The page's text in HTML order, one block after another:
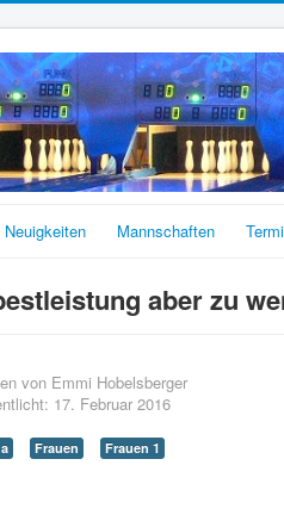
Neuigkeiten Mannschaften
aber zu
von Emmi Hobelsberger
17. Februar 2016
Frauen Frauen 1